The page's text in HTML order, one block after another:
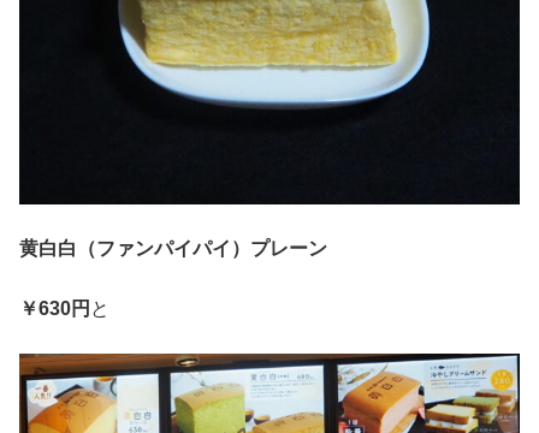
黄白白（ファンパイパイ）プレーン
￥630円 と